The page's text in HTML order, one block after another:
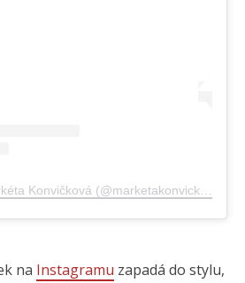
na Instagramu zapadá do stylu,